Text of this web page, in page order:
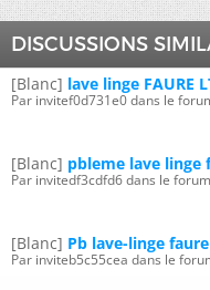
DISCUSSIONS
[Blanc] lave linge FAURE
Par invitef0d731e0 dans le
[Blanc] pbleme lave linge
Par invitedf3cdfd6 dans le
[Blanc] Pb lave-linge faure
Par inviteb5c55cea dans le